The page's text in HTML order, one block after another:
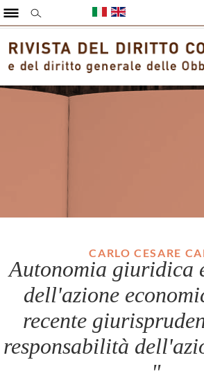
CARLO CESARE
Autonomia giuridica
dell'azione
recente
responsabilità
"